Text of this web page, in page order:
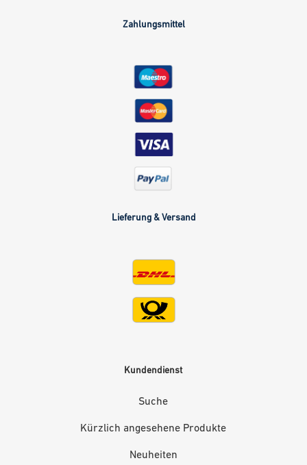
Zahlungsmittel
Lieferung & Versand
Kundendienst
Suche
Kürzlich angesehene Produkte
Neuheiten